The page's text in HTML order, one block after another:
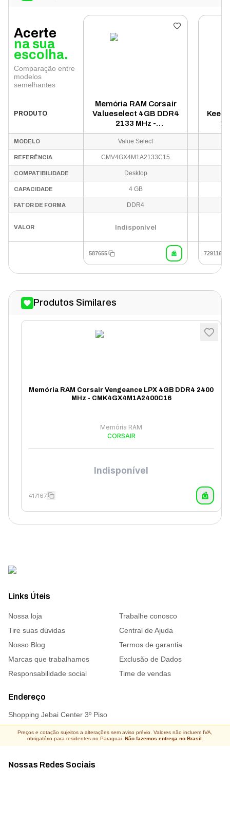
Acerte
na sua
escolha.
Comparação entre
modelos
semelhantes
PRODUTO
Memória RAM Corsair
Valueselect 4GB DDR4
2133 MHz -
CMV4GX4M1A2133C15
MODELO Value Select
REFERÊNCIA CMV4GX4M1A2133C15
COMPATIBILIDADE Desktop
CAPACIDADE 4 GB
FATOR DE FORMA DDR4
VALOR Indisponível
587655 729116
Produtos Similares
Memória RAM Corsair Vengeance LPX 4GB DDR4 2400
MHz - CMK4GX4M1A2400C16
Memória RAM
CORSAIR
Indisponível
417167
Links Úteis
Nossa loja
Trabalhe conosco
Tire suas dúvidas
Central de Ajuda
Nosso Blog
Termos de garantia
Marcas que trabalhamos
Exclusão de Dados
Responsabilidade social
Time de vendas
Endereço
Shopping Jebai Center 3º Piso
Nossas Redes Sociais
Preços e cotação sujeitos a alterações sem aviso prévio. Valores não incluem IVA,
obrigatório para residentes no Paraguai. Não fazemos entrega no Brasil.